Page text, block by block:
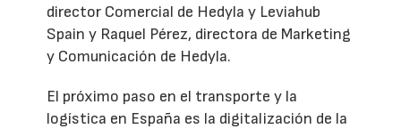
director Comercial de Hedyla y Leviahub
Spain y Raquel Pérez, directora de Marketing
y Comunicación de Hedyla.
El próximo paso en el transporte y la
logística en España es la digitalización de la